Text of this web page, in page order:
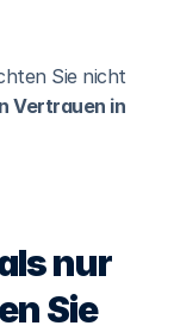
Sie nicht
Vertrauen in
nur
Sie